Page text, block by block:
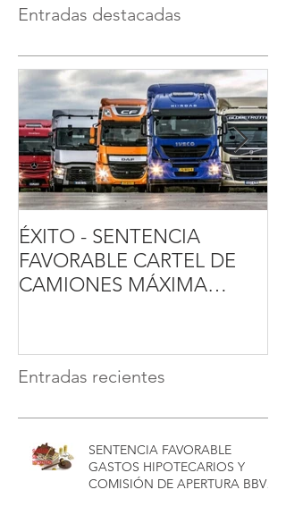
Entradas destacadas
ÉXITO - SENTENCIA
FAVORABLE CARTEL DE
CAMIONES MÁXIMA
Entradas recientes
SENTENCIA FAVORABLE
GASTOS HIPOTECARIOS Y
COMISIÓN DE APERTURA BBVA